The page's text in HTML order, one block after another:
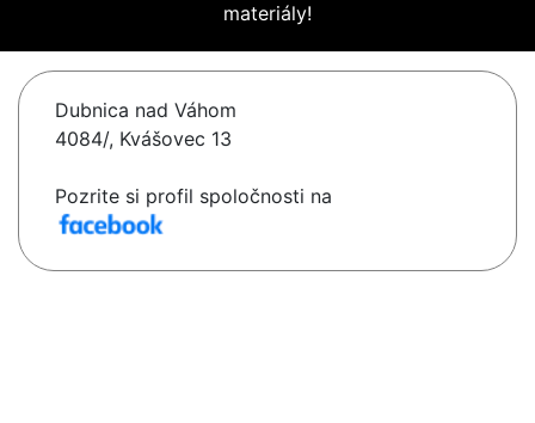
materiály!
Dubnica nad Váhom
4084/, Kvášovec 13
Pozrite si profil spoločnosti na